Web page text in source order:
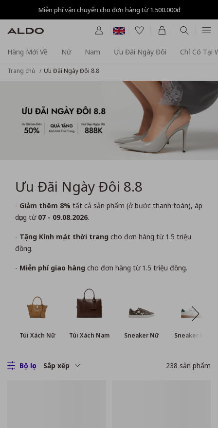
Tự động giảm thêm 8% tất cả sản phẩm ở bước Thanh toán
Hàng Mới Về Nữ Nam Ưu Đãi Ngày Đôi Chỉ Có Tại
Trang chủ Ưu Đãi Ngày Đôi 8.8
Ưu Đãi Ngày Đôi 8.8
- Giảm thêm 8% tất cả sản phẩm (ở bước thanh toán), áp
dụng từ 07 - 09.08.2026.
- Tặng Kính mát thời trang cho đơn hàng từ 1.5 triệu
đồng.
- Miễn phí giao hàng cho đơn hàng từ 1.5 triệu đồng.
Túi Xách Nữ Túi Xách Nam Sneaker Nữ Sneaker Nam
Bộ lọc Sắp xếp 238 sản phẩm